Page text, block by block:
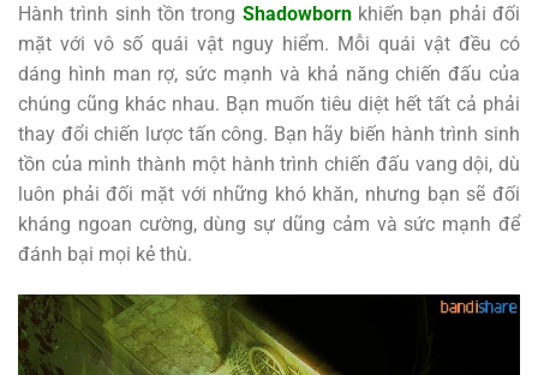
Hành trình sinh tồn trong Shadowbornkhiến bạn phải đối
mặt với vô số quái vật nguy hiểm. Mỗi quái vật đều có
dáng hình man rợ, sức mạnh và khả năng chiến đấu của
chúng cũng khác nhau. Bạn muốn tiêu diệt hết tất cả phải
thay đổi chiến lược tấn công. Bạn hãy biến hành trình sinh
tồn của mình thành một hành trình chiến đấu vang dội, dù
luôn phải đối mặt với những khó khăn, nhưng bạn sẽ đối
kháng ngoan cường, dùng sự dũng cảm và sức mạnh để
đánh bại mọi kẻ thù.